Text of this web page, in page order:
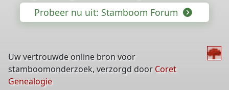
Probeer nu uit: Stamboom Forum
Uw vertrouwde online bron voor
stamboomonderzoek, verzorgd door Coret
Genealogie